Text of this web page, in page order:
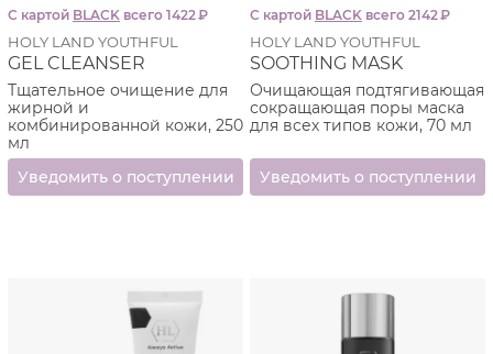
С картой BLACK всего 1422₽
HOLY LAND YOUTHFUL
GEL CLEANSER
Тщательное очищение для
жирной и
комбинированной кожи, 250
мл
С картой BLACK всего 2142₽
HOLY LAND YOUTHFUL
SOOTHING MASK
Очищающая подтягивающая
сокращающая поры маска
для всех типов кожи, 70 мл